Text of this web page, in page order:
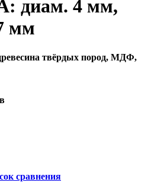
диам. 4 мм,
мм
твёрдых пород, МДФ,
сравнения